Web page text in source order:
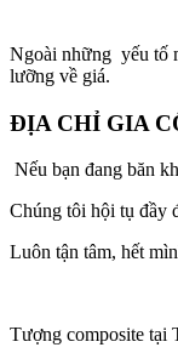
Ngoài những yếu tố
lưỡng về giá.
ĐỊA CHỈ GIA
Nếu bạn đang băn
Chúng tôi hội tụ đầy
Luôn tận tâm, hết
Tượng composite tại